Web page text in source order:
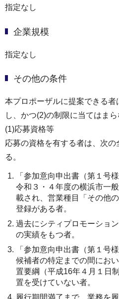
指定なし
企業規模
指定なし
その他の条件
本プロポーザルに提案できる者
し、かつ(2)の制限に当てはまら
(1)応募資格等
応募の資格を有する者は、次
る。
「参加意向申出書（第１号
令和３・４年度の横浜市一
載され、営業種目「その他
登録がある者。
過去にシティプロモーショ
の実績をもつ者。
「参加意向申出書（第１号
候補者の特定までの間にお
置要綱（平成16年４月１日
置を受けていない者。